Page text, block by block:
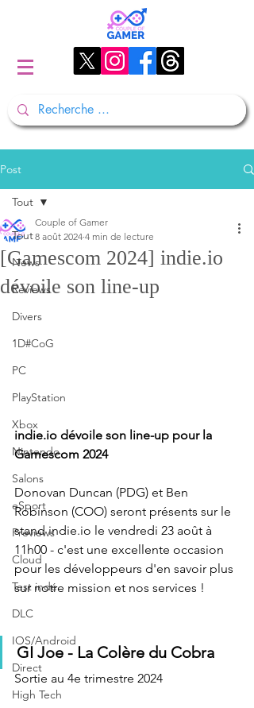
Post
Tout
News
Reviews
Divers
1D#CoG
PC
PlayStation
Xbox
Nintendo
Salons
eSport
Previews
Cloud
Test indé
DLC
IOS/Android
Direct
High Tech
Tout
[Gamescom 2024] indie.io
dévoile son line-up
Couple of Gamer
8 août 2024 4 min de lecture
indie.io dévoile son line-up pour la
Gamescom 2024
Donovan Duncan (PDG) et Ben
Robinson (COO) seront présents sur le
stand indie.io le vendredi 23 août à
11h00 - c'est une excellente occasion
pour les développeurs d'en savoir plus
sur notre mission et nos services !
GI Joe - La Colère du Cobra
Sortie au 4e trimestre 2024